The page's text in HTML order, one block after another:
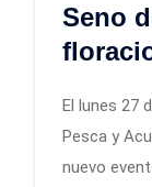
Seno
El lunes 27
Pesca y
nuevo